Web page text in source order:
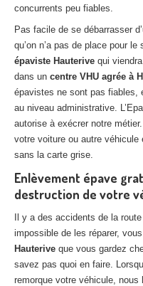
Tousles secteurs
CENTRE VHU AGRÉE
Centreagréé VHU
Centreagréé VHU 77 :
Centreagréé VHU 78 :
Centreagréé VHU 91 :
Centreagréé VHU 92 :
Centreagréé VHU 93 :
Centreagréé VHU 94 :
Centreagréé VHU 95 :
concurrents peu fiables.
Pas facile de se débarrasser
qu’on n’a pas de place pour
épaviste Hauterive qui
dans un centre VHU agrée à
épavistes ne sont pas fiables,
au niveau administrative.
autorise à exécrer notre
votre voiture ou autre
sans la carte grise.
Enlèvement épave
destruction de votre
Il y a des accidents de la
impossible de les réparer,
Hauterive que vous gardez
savez pas quoi en faire.
remorque votre véhicule,